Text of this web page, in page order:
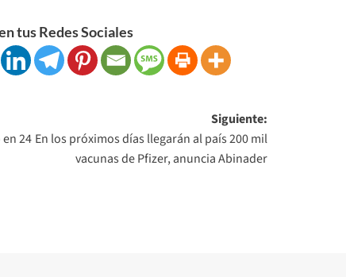
tus Redes Sociales
24
Siguiente:
En los próximos días llegarán al país 200 mil
vacunas de Pfizer, anuncia Abinader